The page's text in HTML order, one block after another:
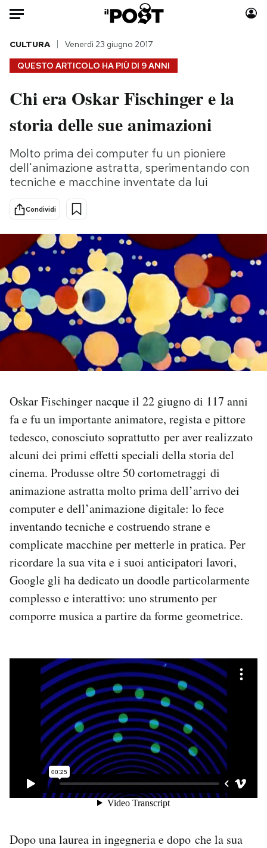
Auto
HOME
Italia
Politica
Tecnologia
Internet
Scienza
Cultura
Economia
Sport
Moda
Consumismi
Storie/Idee
Ok Boomer!
Media
Mondiali calcio 2026
PODCAST
NEWSLETTER
I MIEI PREFERITI
SHOP
AREA PERSONALE
Area Personale
Newsletter
Notifiche mobile
Regala il Post
Hai bisogno di aiuto?
Esci
QUESTO ARTICOLO HA PIÙ DI 9 ANNI
CULTURA Venerdì 23 giugno 2017
Chi era Oskar Fischinger e la
storia delle sue animazioni
Molto prima dei computer fu un pioniere
dell'animazione astratta, sperimentando con
tecniche e macchine inventate da lui
Condividi
Oskar Fischinger nacque il 22 giugno di 117 anni
fa e fu un importante animatore, regista e pittore
tedesco, conosciuto soprattutto per aver realizzato
alcuni dei primi effetti speciali della storia del
cinema. Produsse oltre 50 cortometraggi di
animazione astratta molto prima dell’arrivo dei
computer e dell’animazione digitale: lo fece
inventando tecniche e costruendo strane e
complicate macchine per metterle in pratica. Per
ricordare la sua vita e i suoi anticipatori lavori,
Google gli ha dedicato un doodle particolarmente
complesso e interattivo: uno strumento per
comporre musica a partire da forme geometrice.
Dopo una laurea in ingegneria e dopo che la sua